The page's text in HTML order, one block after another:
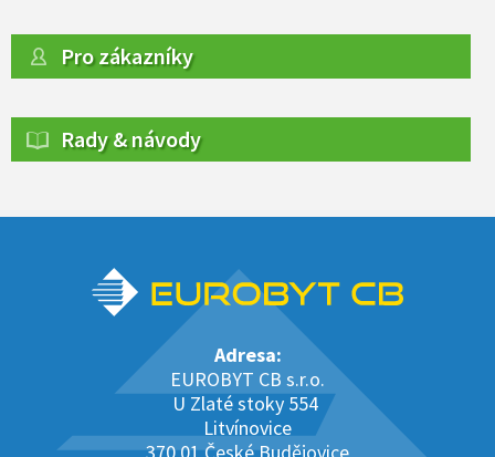
Pro zákazníky
Rady & návody
Adresa:
EUROBYT CB s.r.o.
U Zlaté stoky 554
Litvínovice